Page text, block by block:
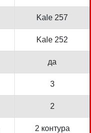
Kale 257
Kale 252
да
3
2
2 контура